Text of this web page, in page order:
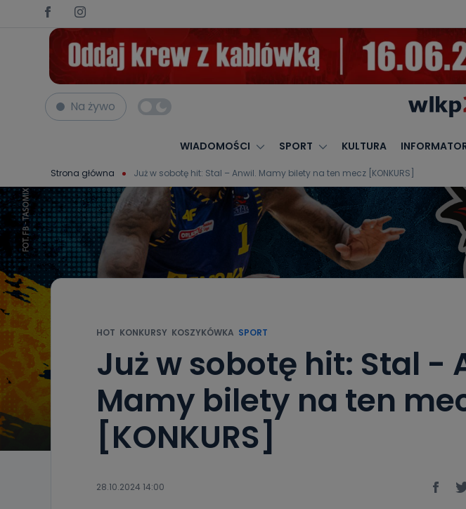
Na żywo
WIADOMOŚCI SPORT KULTURA
Strona główna Już w sobotę hit: Stal – Anwil. Mamy bilety na ten mecz [KONKURS]
HOT KONKURSY KOSZYKÓWKA SPORT
Już w sobotę hit: Stal -
Mamy bilety na ten
[KONKURS]
28.10.2024 14:00